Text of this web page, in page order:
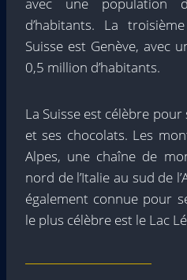
d’habitants. La
Suisse est Genève, avec
0,5 million d’habitants.
La Suisse est célèbre
et ses chocolats. Les
Alpes, une chaîne de
nord de l’Italie au sud de
également connue pour
le plus célèbre est le Lac